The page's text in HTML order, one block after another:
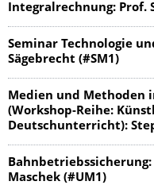
Integralrech­nung: Prof.
Seminar Technologie
Sägebrecht (#SM1)
Medien und Methoden
(Workshop-Reihe:
Deutschunter­richt):
Maschek (#UM1)